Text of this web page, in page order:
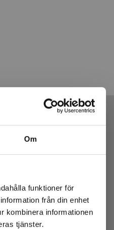
Om
funktioner för
från din enhet
kombinera informationen
tjänster.